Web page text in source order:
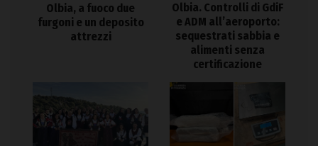
Olbia, a fuoco due
furgoni e un deposito
attrezzi
Olbia. Controlli di GdiF
e ADM all’aeroporto:
sequestrati sabbia e
alimenti senza
certificazione